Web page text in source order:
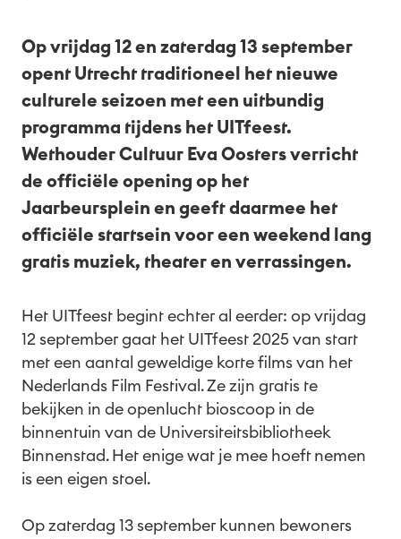
Op vrijdag 12 en zaterdag 13 september
opent Utrecht traditioneel het nieuwe
culturele seizoen met een uitbundig
programma tijdens het UITfeest.
Wethouder Cultuur Eva Oosters verricht
de officiële opening op het
Jaarbeursplein en geeft daarmee het
officiële startsein voor een weekend lang
gratis muziek, theater en verrassingen.
Het UITfeest begint echter al eerder: op vrijdag
12 september gaat het UITfeest 2025 van start
met een aantal geweldige korte films van het
Nederlands Film Festival. Ze zijn gratis te
bekijken in de openlucht bioscoop in de
binnentuin van de Universiteitsbibliotheek
Binnenstad. Het enige wat je mee hoeft nemen
is een eigen stoel.
Op zaterdag 13 september kunnen bewoners